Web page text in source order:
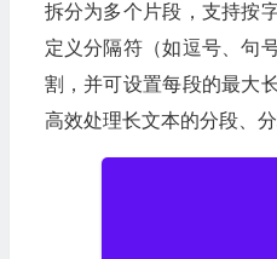
拆分为多个片段，支持按
定义分隔符（如逗号、句
割，并可设置每段的最大
高效处理长文本的分段、